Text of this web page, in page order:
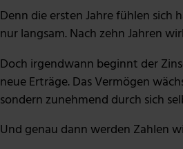
Denn die ersten Jahre fühlen sich
nur langsam. Nach zehn Jahren
Doch irgendwann beginnt der
neue Erträge. Das Vermögen
sondern zunehmend durch sich
Und genau dann werden Zahlen